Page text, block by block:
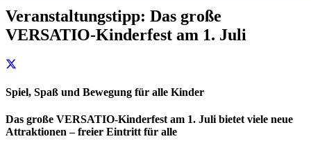
Veranstaltungstipp: Das große
VERSATIO-Kinderfest am 1. Juli
Spiel, Spaß und Bewegung für alle Kinder
Das große VERSATIO-Kinderfest am 1. Juli bietet viele neue
Attraktionen – freier Eintritt für alle